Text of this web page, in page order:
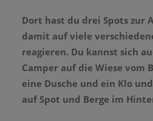
Dort hast du drei Spots zur
damit auf viele
reagieren. Du kannst sich
Camper auf die Wiese vom
eine Dusche und ein Klo
auf Spot und Berge im